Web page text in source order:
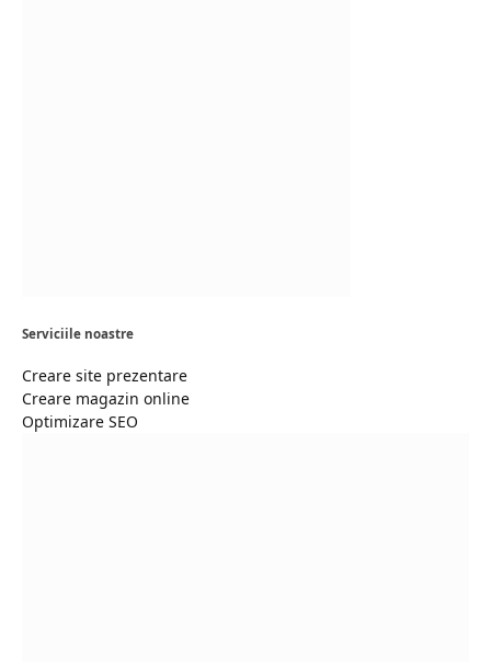
Serviciile noastre
Creare site prezentare
Creare magazin online
Optimizare SEO